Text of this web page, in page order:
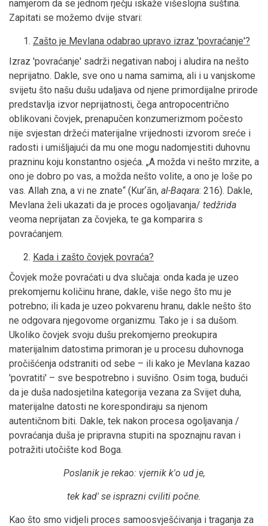
namjerom da se jednom rječju iskaže višeslojna suština.
Zapitati se možemo dvije stvari:
Zašto je Mevlana odabrao upravo izraz 'povraćanje'?
Izraz 'povraćanje' sadrži negativan naboj i aludira na nešto
neprijatno. Dakle, sve ono u nama samima, ali i u vanjskome
svijetu što našu dušu udaljava od njene primordijalne prirode
predstavlja izvor neprijatnosti, čega antropocentrično
oblikovani čovjek, prenapučen konzumerizmom počesto
nije svjestan držeći materijalne vrijednosti izvorom sreće i
radosti i umišljajući da mu one mogu nadomjestiti duhovnu
prazninu koju konstantno osjeća. „A možda vi nešto mrzite, a
ono je dobro po vas, a možda nešto volite, a ono je loše po
vas. Allah zna, a vi ne znate“ (Kurʼān, al-Baqara: 216). Dakle,
Mevlana želi ukazati da je proces ogoljavanja/ tedžrida
veoma neprijatan za čovjeka, te ga komparira s
povraćanjem.
Kada i zašto čovjek povraća?
Čovjek može povraćati u dva slučaja: onda kada je uzeo
prekomjernu količinu hrane, dakle, više nego što mu je
potrebno; ili kada je uzeo pokvarenu hranu, dakle nešto što
ne odgovara njegovome organizmu. Tako je i sa dušom.
Ukoliko čovjek svoju dušu prekomjerno preokupira
materijalnim datostima primoran je u procesu duhovnoga
pročišćenja odstraniti od sebe – ili kako je Mevlana kazao
'povratiti' – sve bespotrebno i suvišno. Osim toga, budući
da je duša nadosjetilna kategorija vezana za Svijet duha,
materijalne datosti ne korespondiraju sa njenom
autentičnom biti. Dakle, tek nakon procesa ogoljavanja /
povraćanja duša je pripravna stupiti na spoznajnu ravan i
potražiti utočište kod Boga.
Poslanik je rekao: vjernik k'o ud je,
tek kad' se isprazni cviliti počne.
Kao što smo vidjeli proces samoosvješćivanja i traganja za